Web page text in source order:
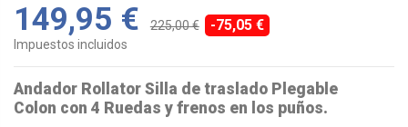
149,95 € 225,00 € -75,05 €
Impuestos incluidos
Andador Rollator Silla de traslado Plegable
Colon con 4 Ruedas y frenos en los puños.